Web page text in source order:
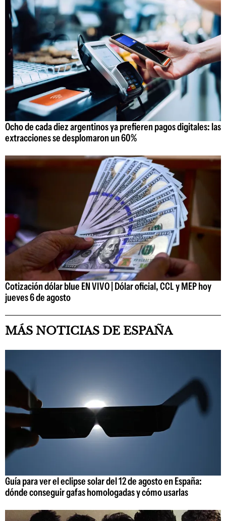
Ocho de cada diez argentinos ya prefieren pagos digitales: las
extracciones se desplomaron un 60%
Cotización dólar blue EN VIVO | Dólar oficial, CCL y MEP hoy
jueves 6 de agosto
MÁS NOTICIAS DE ESPAÑA
Guía para ver el eclipse solar del 12 de agosto en España:
dónde conseguir gafas homologadas y cómo usarlas